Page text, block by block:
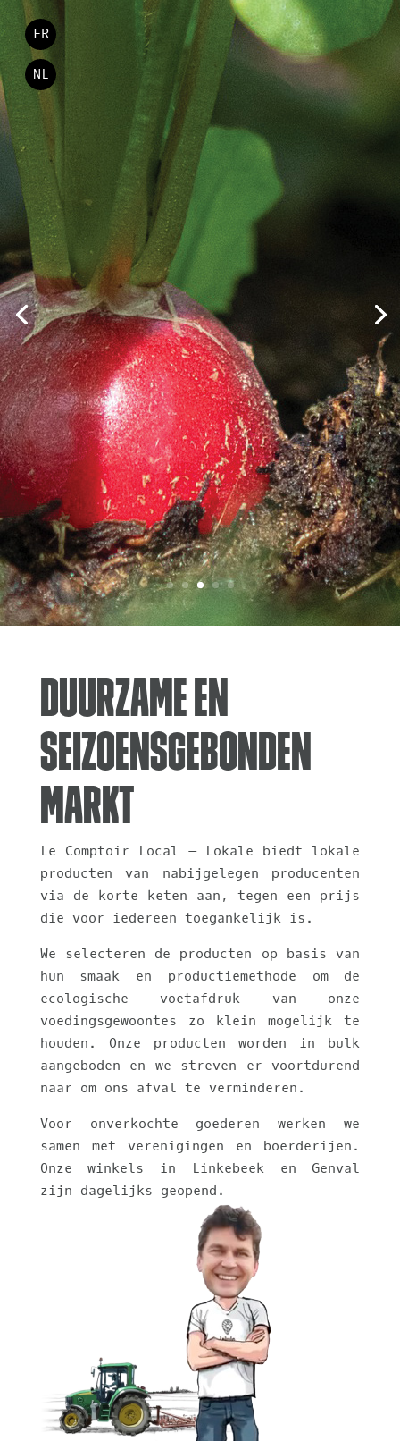
FR
NL
Duurzame en
seizoensgebonden
markt
Le Comptoir Local – Lokale biedt lokale
producten van nabijgelegen producenten
via de korte keten aan, tegen een prijs
die voor iedereen toegankelijk is.
We selecteren de producten op basis van
hun smaak en productiemethode om de
ecologische voetafdruk van onze
voedingsgewoontes zo klein mogelijk te
houden. Onze producten worden in bulk
aangeboden en we streven er voortdurend
naar om ons afval te verminderen.
Voor onverkochte goederen werken we
samen met verenigingen en boerderijen.
Onze winkels in Linkebeek en Genval
zijn dagelijks geopend.